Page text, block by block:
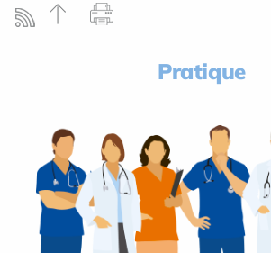
Pratique